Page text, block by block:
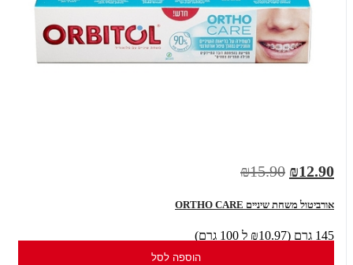
₪12.90
₪15.90
אורביטול משחת שיניים ORTHO CARE
145 גרם (₪10.97 ל 100 גרם)
הוספה לסל